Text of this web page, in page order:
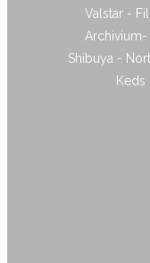
Valstar -
Shibuya -